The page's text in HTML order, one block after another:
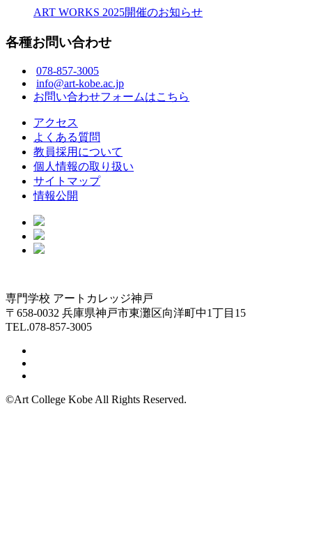
ART WORKS 2025開催のお知らせ
各種お問い合わせ
078-857-3005
info@art-kobe.ac.jp
お問い合わせフォームはこちら
アクセス
よくある質問
教員採用について
個人情報の取り扱い
サイトマップ
情報公開
専門学校 アートカレッジ神戸
〒658-0032 兵庫県神戸市東灘区向洋町中1丁目15
TEL.078-857-3005
©Art College Kobe All Rights Reserved.